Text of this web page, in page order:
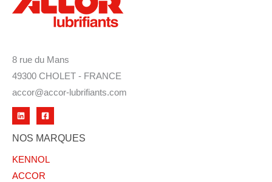
8 rue du Mans
49300 CHOLET - FRANCE
accor@accor-lubrifiants.com
NOS MARQUES
KENNOL
ACCOR